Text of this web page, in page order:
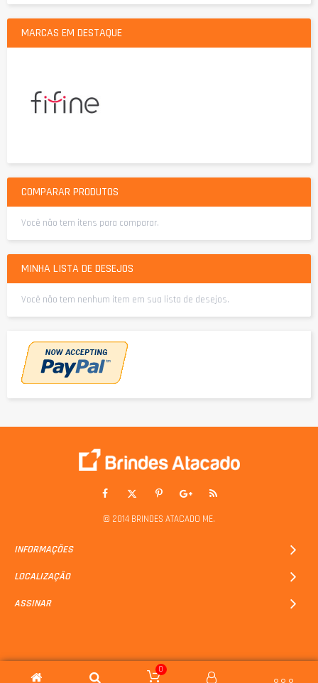
MARCAS EM DESTAQUE
COMPARAR PRODUTOS
Você não tem itens para comparar.
MINHA LISTA DE DESEJOS
Você não tem nenhum item em sua lista de desejos.
© 2014 BRINDES ATACADO ME.
INFORMAÇÕES
LOCALIZAÇÃO
ASSINAR
0
Criação de Sites e Lojas Virtuais